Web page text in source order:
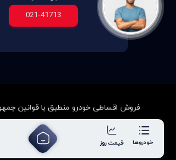
021-41713
فروش اقساطی خودرو منطبق با قوانین
خودروها قیمت روز